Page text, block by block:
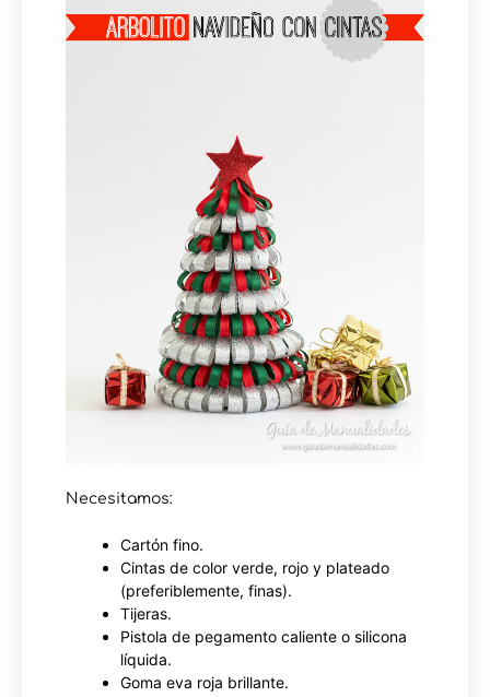
Necesitamos:
Cartón fino.
Cintas de color verde, rojo y plateado
(preferiblemente, finas).
Tijeras.
Pistola de pegamento caliente o silicona
líquida.
Goma eva roja brillante.